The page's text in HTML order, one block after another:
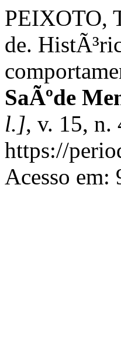
PEIXOTO,
de.
SaÃºde
l.], v. 15, n.
https://
Acesso em: